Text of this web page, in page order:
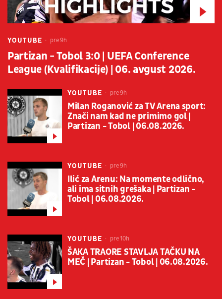
YOUTUBE pre 9h
Partizan - Tobol 3:0 | UEFA Conference
League (Kvalifikacije) | 06. avgust 2026.
YOUTUBE pre 9h
Milan Roganović za TV Arena sport:
Znači nam kad ne primimo gol |
Partizan - Tobol | 06.08.2026.
YOUTUBE pre 9h
Ilić za Arenu: Na momente odlično,
ali ima sitnih grešaka | Partizan -
Tobol | 06.08.2026.
YOUTUBE pre 10h
ŠAKA TRAORE STAVLJA TAČKU NA
MEČ | Partizan - Tobol | 06.08.2026.